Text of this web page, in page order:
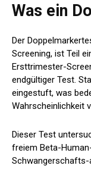
Was ein
Der
Screening, ist Teil
Ersttrimester-
endgültiger Test.
eingestuft, was
Wahrscheinlichkeit
Dieser Test
freiem Beta-
Schwangerschafts-